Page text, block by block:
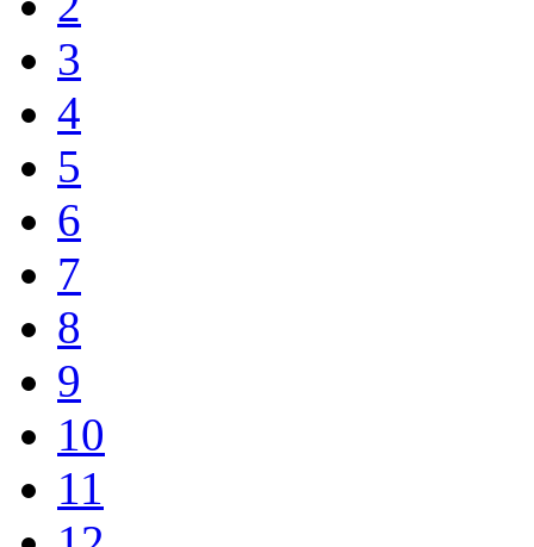
3
4
5
6
7
8
9
10
11